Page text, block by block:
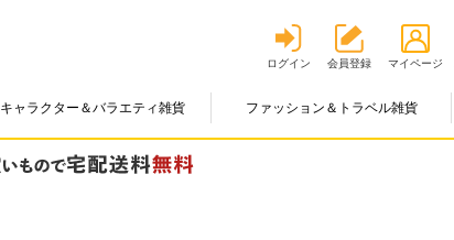
ログイン 会員登録 マイページ
キャラクター＆バラエティ雑貨 ファッション＆トラベル雑貨